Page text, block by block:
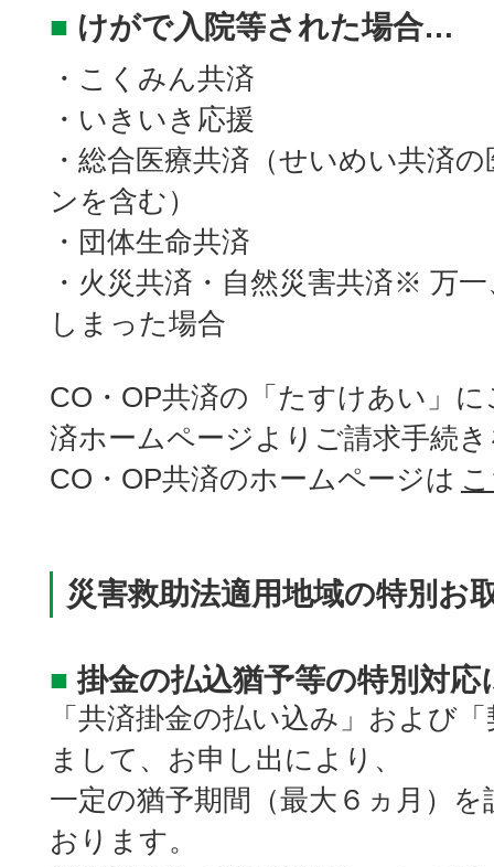
■ けがで入院等された場合…
・こくみん共済
・いきいき応援
・総合医療共済（せいめい共済
ンを含む）
・団体生命共済
・火災共済・自然災害共済※ 万
しまった場合
CO・OP共済の「たすけあい」
済ホームページよりご請求手続
CO・OP共済のホームページは
災害救助法適用地域の特別お
■ 掛金の払込猶予等の特別対応
「共済掛金の払い込み」および
まして、お申し出により、
一定の猶予期間（最大６ヵ月）
おります。